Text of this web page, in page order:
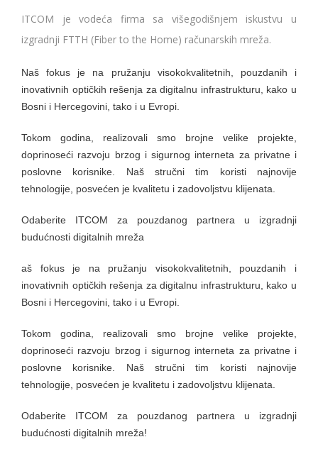
ITCOM je vodeća firma sa višegodišnjem iskustvu u
izgradnji FTTH (Fiber to the Home) računarskih mreža.
Naš fokus je na pružanju visokokvalitetnih, pouzdanih i
inovativnih optičkih rešenja za digitalnu infrastrukturu, kako u
Bosni i Hercegovini, tako i u Evropi.
Tokom godina, realizovali smo brojne velike projekte,
doprinoseći razvoju brzog i sigurnog interneta za privatne i
poslovne korisnike. Naš stručni tim koristi najnovije
tehnologije, posvećen je kvalitetu i zadovoljstvu klijenata.
Odaberite ITCOM za pouzdanog partnera u izgradnji
budućnosti digitalnih mreža
aš fokus je na pružanju visokokvalitetnih, pouzdanih i
inovativnih optičkih rešenja za digitalnu infrastrukturu, kako u
Bosni i Hercegovini, tako i u Evropi.
Tokom godina, realizovali smo brojne velike projekte,
doprinoseći razvoju brzog i sigurnog interneta za privatne i
poslovne korisnike. Naš stručni tim koristi najnovije
tehnologije, posvećen je kvalitetu i zadovoljstvu klijenata.
Odaberite ITCOM za pouzdanog partnera u izgradnji
budućnosti digitalnih mreža!